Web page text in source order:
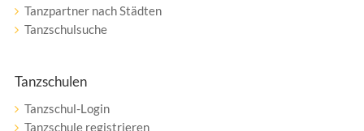
Tanzpartner nach Städten
Tanzschulsuche
Tanzschulen
Tanzschul-Login
Tanzschule registrieren